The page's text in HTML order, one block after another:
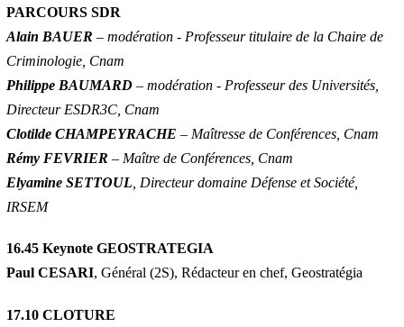
PARCOURS SDR
Alain BAUER – modération - Professeur titulaire de la Chaire de
Criminologie, Cnam
Philippe BAUMARD – modération - Professeur des Universités,
Directeur ESDR3C, Cnam
Clotilde CHAMPEYRACHE – Maîtresse de Conférences, Cnam
Rémy FEVRIER – Maître de Conférences, Cnam
Elyamine SETTOUL , Directeur domaine Défense et Société,
IRSEM
16.45 Keynote GEOSTRATEGIA
Paul CESARI, Général (2S), Rédacteur en chef, Geostratégia
17.10 CLOTURE